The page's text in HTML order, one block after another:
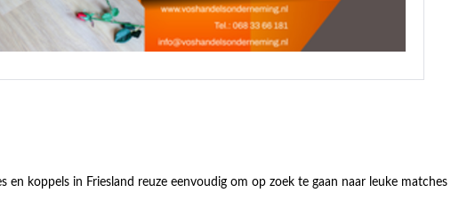
koppels in Friesland reuze eenvoudig om op zoek te gaan naar leuke matches